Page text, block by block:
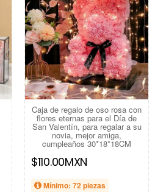
Caja de regalo de oso rosa con
flores eternas para el Día de
San Valentín, para regalar a su
novia, mejor amiga,
cumpleaños 30*18*18CM
$110.00MXN
Mínimo: 72 piezas